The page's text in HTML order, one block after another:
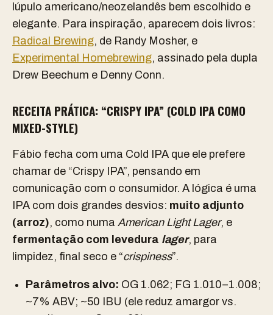
lúpulo americano/neozelandês bem escolhido e
elegante. Para inspiração, aparecem dois livros:
Radical Brewing, de Randy Mosher, e
Experimental Homebrewing, assinado pela dupla
Drew Beechum e Denny Conn.
RECEITA PRÁTICA: “CRISPY IPA” (COLD IPA COMO
MIXED-STYLE)
Fábio fecha com uma Cold IPA que ele prefere
chamar de “Crispy IPA”, pensando em
comunicação com o consumidor. A lógica é uma
IPA com dois grandes desvios: muito adjunto
(arroz), como numa American Light Lager, e
fermentação com levedura lager, para
limpidez, final seco e “crispiness”.
Parâmetros alvo: OG 1.062; FG 1.010–1.008;
~7% ABV; ~50 IBU (ele reduz amargor vs.